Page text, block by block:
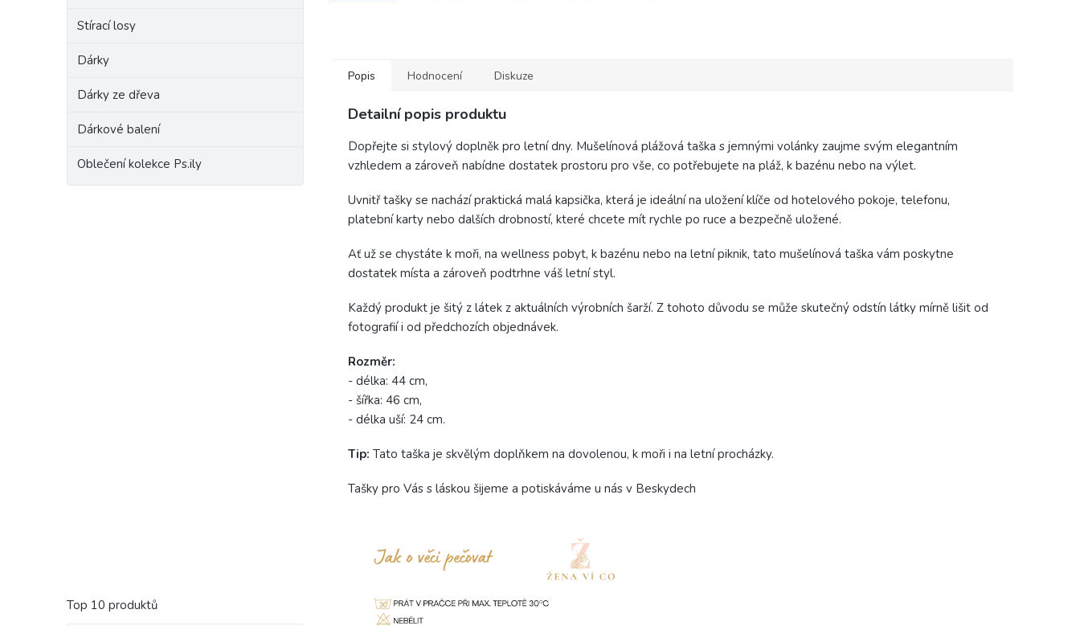
Stírací losy
Dárky
Dárky ze dřeva
Dárkové balení
Oblečení kolekce Ps.ily
Top 10 produktů
Popis Hodnocení Diskuze
Detailní popis produktu
Dopřejte si stylový doplněk pro letní dny. Mušelínová plážová taška s jemnými volánky zaujme svým elegantním
vzhledem a zároveň nabídne dostatek prostoru pro vše, co potřebujete na pláž, k bazénu nebo na výlet.
Uvnitř tašky se nachází praktická malá kapsička, která je ideální na uložení klíče od hotelového pokoje, telefonu,
platební karty nebo dalších drobností, které chcete mít rychle po ruce a bezpečně uložené.
Ať už se chystáte k moři, na wellness pobyt, k bazénu nebo na letní piknik, tato mušelínová taška vám poskytne
dostatek místa a zároveň podtrhne váš letní styl.
Každý produkt je šitý z látek z aktuálních výrobních šarží. Z tohoto důvodu se může skutečný odstín látky mírně lišit od
fotografií i od předchozích objednávek.
Rozměr:
- délka: 44 cm,
- šířka: 46 cm,
- délka uší: 24 cm.
Tip: Tato taška je skvělým doplňkem na dovolenou, k moři i na letní procházky.
Tašky pro Vás s láskou šijeme a potiskáváme u nás v Beskydech